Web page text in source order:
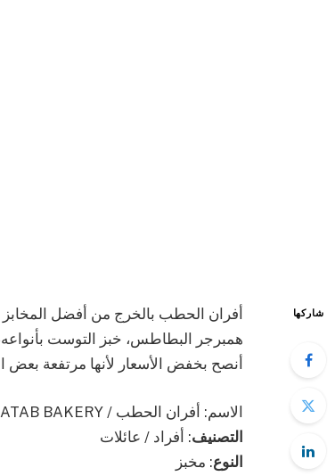
شاركها
أفران الحطب بالخرج من أفضل المخابز
أنصح بخفض الأسعار لأنها مرتفعة بعض
الاسم: أفران الحطب / ALHATAB BAKERY
التصنيف: أفراد / عائلات
النوع: مخبز